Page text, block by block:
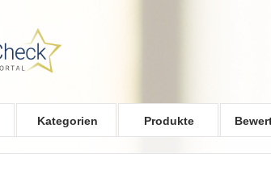
Kategorien Produkte